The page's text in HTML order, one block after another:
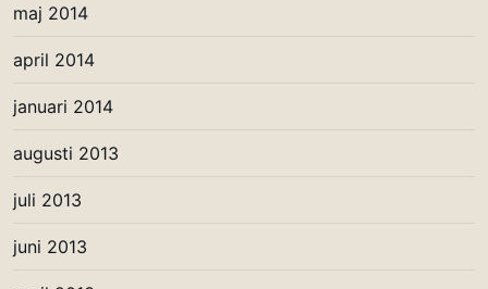
maj 2014
april 2014
januari 2014
augusti 2013
juli 2013
juni 2013